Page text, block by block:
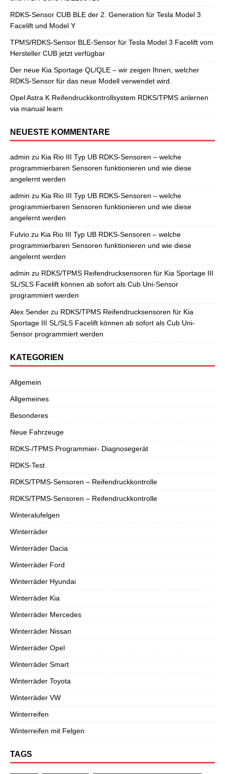
RDKS-Sensor CUB BLE der 2. Generation für Tesla Model 3
Facelift und Model Y
TPMS/RDKS-Sensor BLE-Sensor für Tesla Model 3 Facelift vom
Hersteller CUB jetzt verfügbar
Der neue Kia Sportage QL/QLE – wir zeigen Ihnen, welcher
RDKS-Sensor für das neue Modell verwendet wird.
Opel Astra K Reifendruckkontrollsystem RDKS/TPMS anlernen
via manual learn
NEUESTE KOMMENTARE
admin zu Kia Rio III Typ UB RDKS-Sensoren – welche
programmierbaren Sensoren funktionieren und wie diese
angelernt werden
admin zu Kia Rio III Typ UB RDKS-Sensoren – welche
programmierbaren Sensoren funktionieren und wie diese
angelernt werden
Fulvio zu Kia Rio III Typ UB RDKS-Sensoren – welche
programmierbaren Sensoren funktionieren und wie diese
angelernt werden
admin zu RDKS/TPMS Reifendrucksensoren für Kia Sportage III
SL/SLS Facelift können ab sofort als Cub Uni-Sensor
programmiert werden
Alex Sender zu RDKS/TPMS Reifendrucksensoren für Kia
Sportage III SL/SLS Facelift können ab sofort als Cub Uni-
Sensor programmiert werden
KATEGORIEN
Allgemein
Allgemeines
Besonderes
Neue Fahrzeuge
RDKS-/TPMS Programmier- Diagnosegerät
RDKS-Test
RDKS/TPMS-Sensoren – Reifendruckkontrolle
RDKS/TPMS-Sensoren – Reifendruckkontrolle
Winteralufelgen
Winterräder
Winterräder Dacia
Winterräder Ford
Winterräder Hyundai
Winterräder Kia
Winterräder Mercedes
Winterräder Nissan
Winterräder Opel
Winterräder Smart
Winterräder Toyota
Winterräder VW
Winterreifen
Winterreifen mit Felgen
TAGS